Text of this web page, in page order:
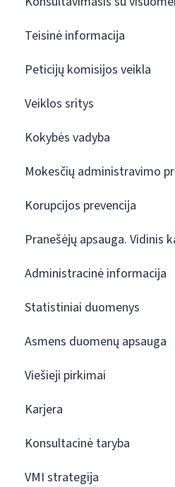
Teisinė informacija
Peticijų komisijos veikla
Veiklos sritys
Kokybės vadyba
Mokesčių administravimo
Korupcijos prevencija
Pranešėjų apsauga. Vidinis
Administracinė informacija
Statistiniai duomenys
Asmens duomenų apsauga
Viešieji pirkimai
Karjera
Konsultacinė taryba
VMI strategija